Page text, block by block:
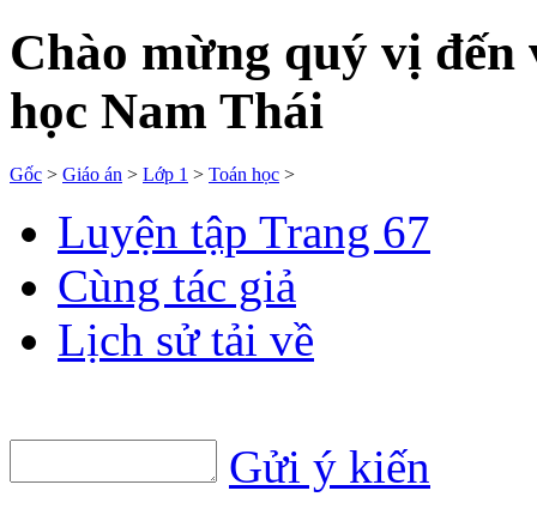
Chào mừng quý vị
học Nam Thái
Gốc > Giáo án > Lớp 1 > Toán học >
Luyện tập Trang 67
Cùng tác giả
Lịch sử tải về
Gửi ý kiến